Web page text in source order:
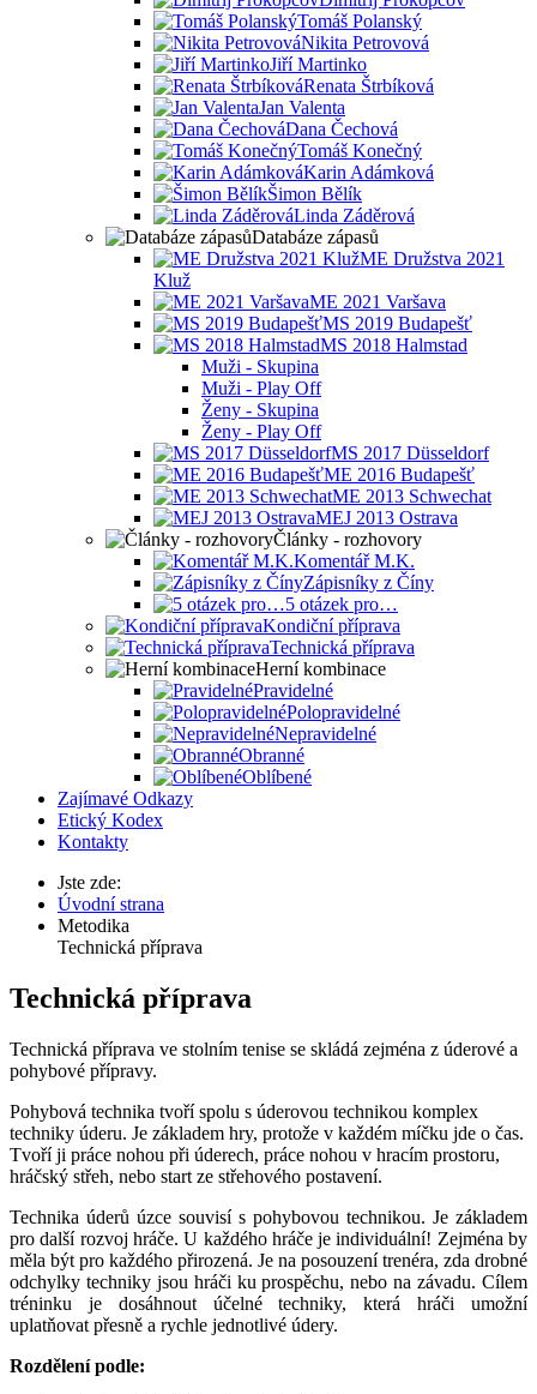
Tomáš Polanský
Nikita Petrovová
Jiří Martinko
Renata Štrbíková
Jan Valenta
Dana Čechová
Tomáš Konečný
Karin Adámková
Šimon Bělík
Linda Záděrová
Databáze zápasů
ME Družstva 2021
Kluž
ME 2021 Varšava
MS 2019 Budapešť
MS 2018 Halmstad
Muži - Skupina
Muži - Play Off
Ženy - Skupina
Ženy - Play Off
MS 2017 Düsseldorf
ME 2016 Budapešť
ME 2013 Schwechat
MEJ 2013 Ostrava
Články - rozhovory
Komentář M.K.
Zápisníky z Číny
5 otázek pro…
Kondiční příprava
Technická příprava
Herní kombinace
Pravidelné
Polopravidelné
Nepravidelné
Obranné
Oblíbené
Zajímavé Odkazy
Etický Kodex
Kontakty
Jste zde:
Úvodní strana
Metodika
Technická příprava
Technická příprava
Technická příprava ve stolním tenise se skládá zejména z úderové a
pohybové přípravy.
Pohybová technika tvoří spolu s úderovou technikou komplex
techniky úderu. Je základem hry, protože v každém míčku jde o čas.
Tvoří ji práce nohou při úderech, práce nohou v hracím prostoru,
hráčský střeh, nebo start ze střehového postavení.
Technika úderů úzce souvisí s pohybovou technikou. Je základem
pro další rozvoj hráče. U každého hráče je individuální! Zejména by
měla být pro každého přirozená. Je na posouzení trenéra, zda drobné
odchylky techniky jsou hráči ku prospěchu, nebo na závadu. Cílem
tréninku je dosáhnout účelné techniky, která hráči umožní
uplatňovat přesně a rychle jednotlivé údery.
Rozdělení podle: